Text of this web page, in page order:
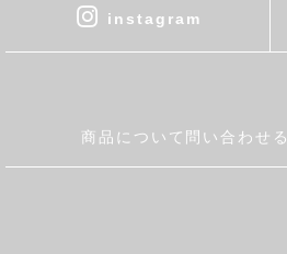
DEAN & DELUCA
Fatima Morocco
instagram
商品について問い合わせる